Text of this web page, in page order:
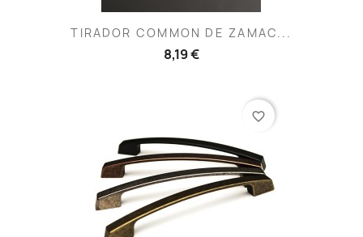
TIRADOR COMMON DE ZAMAC...
8,19 €
favorite_border